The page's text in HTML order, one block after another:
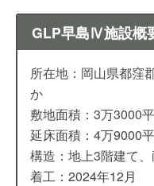
GLP早島Ⅳ施設概
所在地：岡山県都窪
か
敷地面積：3万3000
延床面積：4万9000
構造：地上3階建て
着工：2024年12月